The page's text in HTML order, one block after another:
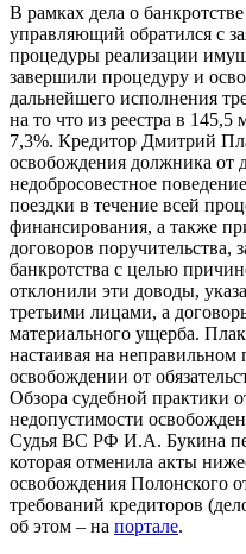
В рамках дела о
управляющий обратился с
процедуры реализации
завершили процедуру и
дальнейшего исполнения
на то что из реестра в
7,3%. Кредитор Дмитрий
освобождения должника от
недобросовестное
поездки в течение всей
финансирования, а также
договоров поручительства,
банкротства с целью
отклонили эти доводы,
третьими лицами, а
материального ущерба.
настаивая на
освобождении от
Обзора судебной практики
недопустимости
Судья ВС РФ И.А. Букина
которая отменила акты
освобождения Полонского
требований кредиторов
об этом – на портале.